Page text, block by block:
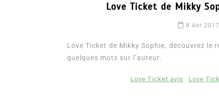
Love Ticket de Mikky
8 Avr 2017
Love Ticket de Mikky Sophie, découvrez le
quelques mots sur l’auteur.
Love Ticket avis Love
Dans Romance
2026
6 Juil 2026 0
littérature sentimentale romance